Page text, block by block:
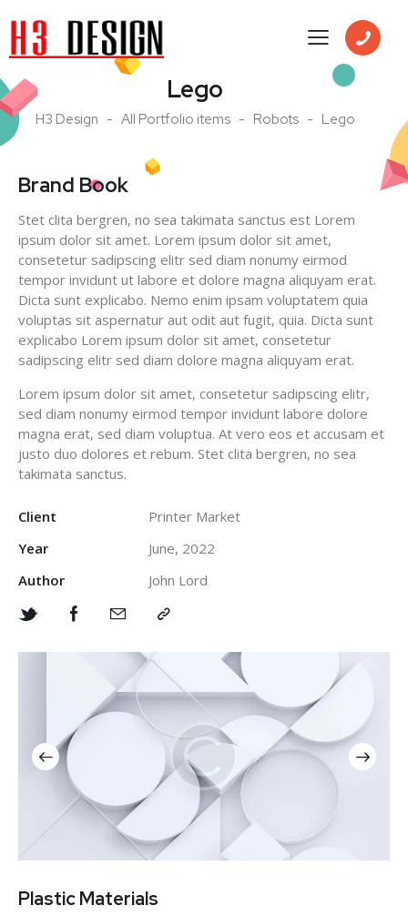
Lego
H3 Design All Portfolio items Robots Lego
Brand Book
Stet clita bergren, no sea takimata sanctus est Lorem
ipsum dolor sit amet. Lorem ipsum dolor sit amet,
consetetur sadipscing elitr sed diam nonumy eirmod
tempor invidunt ut labore et dolore magna aliquyam erat.
Dicta sunt explicabo. Nemo enim ipsam voluptatem quia
voluptas sit aspernatur aut odit aut fugit, quia. Dicta sunt
explicabo Lorem ipsum dolor sit amet, consetetur
sadipscing elitr sed diam dolore magna aliquyam erat.
Lorem ipsum dolor sit amet, consetetur sadipscing elitr,
sed diam nonumy eirmod tempor invidunt labore dolore
magna erat, sed diam voluptua. At vero eos et accusam et
justo duo dolores et rebum. Stet clita bergren, no sea
takimata sanctus.
Client
Printer Market
Year
June, 2022
Author
John Lord
Plastic Materials